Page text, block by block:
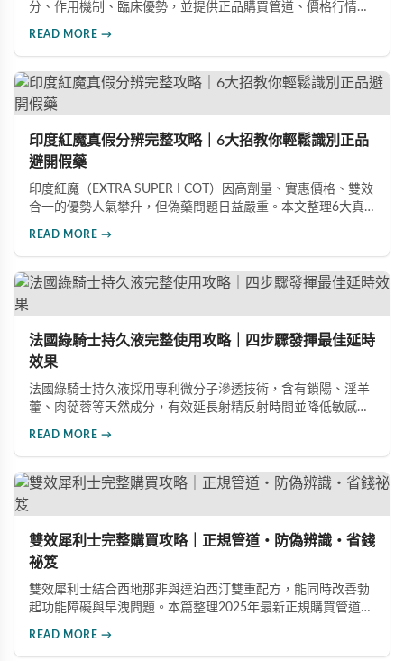
分、作用機制、臨床優勢，並提供正品購買管道、價格行情比
READ MORE →
印度紅魔真假分辨完整攻略｜6大招教你輕鬆識別正品
避開假藥
印度紅魔（EXTRA SUPER I COT）因高劑量、實惠價格、雙效
合一的優勢人氣攀升，但偽藥問題日益嚴重。本文整理6大真
READ MORE →
法國綠騎士持久液完整使用攻略｜四步驟發揮最佳延時
效果
法國綠騎士持久液採用專利微分子滲透技術，含有鎖陽、淫羊
藿、肉蓯蓉等天然成分，有效延長射精反射時間並降低敏感
READ MORE →
雙效犀利士完整購買攻略｜正規管道・防偽辨識・省錢
祕笈
雙效犀利士結合西地那非與達泊西汀雙重配方，能同時改善勃
起功能障礙與早洩問題。本篇整理2025年最新正規購買管道、
READ MORE →